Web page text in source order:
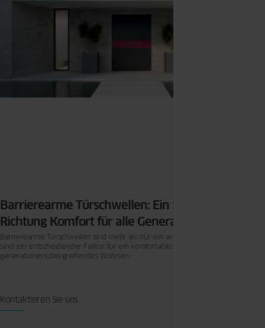
Barrierearme Türschwellen: Ein Schritt in
Richtung Komfort für alle Generationen
Barrierearme Türschwellen sind mehr als nur ein architektonisches Detail – sie
sind ein entscheidender Faktor für ein komfortables und
generationenübergreifendes Wohnen.
Kontaktieren Sie uns